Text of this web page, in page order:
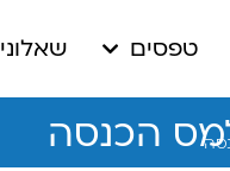
שאלונים
הכנסה